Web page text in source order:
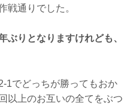
通りでした。
ぶりとなりますけれども、
1でどっちが勝ってもおか
以上のお互いの全てをぶつ